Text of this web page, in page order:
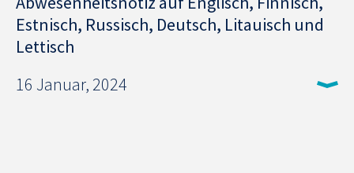
Estnisch, Russisch, Deutsch, Litauisch und
Lettisch
16 Januar, 2024